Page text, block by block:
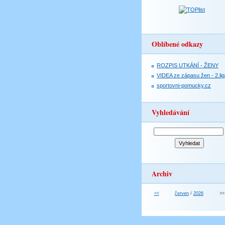
Oblíbené odkazy
ROZPIS UTKÁNÍ - ŽENY
VIDEA ze zápasu žen -
sportovni-pomucky.cz
Vyhledávání
Archiv
<< červen / 2026 >>